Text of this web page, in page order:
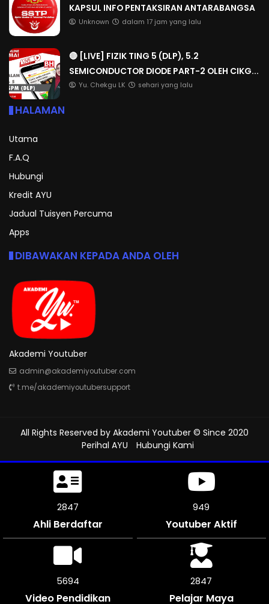
KAPSUL INFO PENTAKSIRAN ANTARABANGSA
Unknown dalam 17 jam yang lalu
🔴 [LIVE] FIZIK TING 5 (DLP), 5.2
SEMICONDUCTOR DIODE PART-2 OLEH CIKG...
Yu. Chekgu LK sehari yang lalu
HALAMAN
Utama
F.A.Q
Hubungi
Kredit AYU
Jadual Tuisyen Percuma
Apps
DIBAWAKAN KEPADA ANDA OLEH
Akademi Youtuber
admin@akademiyoutuber.com
t.me/akademiyoutubersupport
All Rights Reserved by Akademi Youtuber © Since 2020
Perihal AYU
Hubungi Kami
3210
Ahli Berdaftar
1069
Youtuber Aktif
6414
Video Pendidikan
3207
Pelajar Maya